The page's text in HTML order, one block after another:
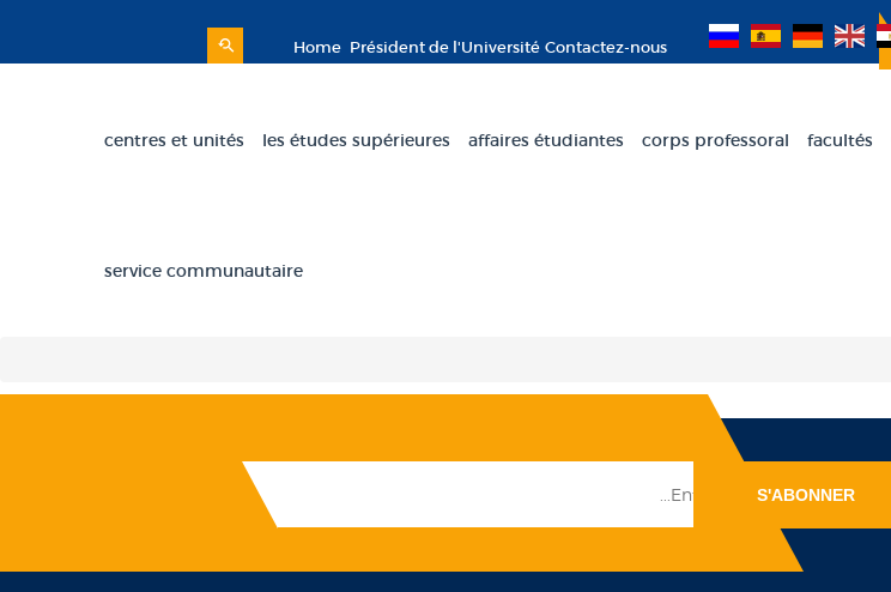
Home Président de l'Université Contactez-nous
facultés
corps professoral
affaires étudiantes
les études supérieures
centres et unités
service communautaire